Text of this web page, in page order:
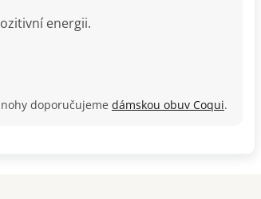
energii.
doporučujeme dámskou obuv Coqui.